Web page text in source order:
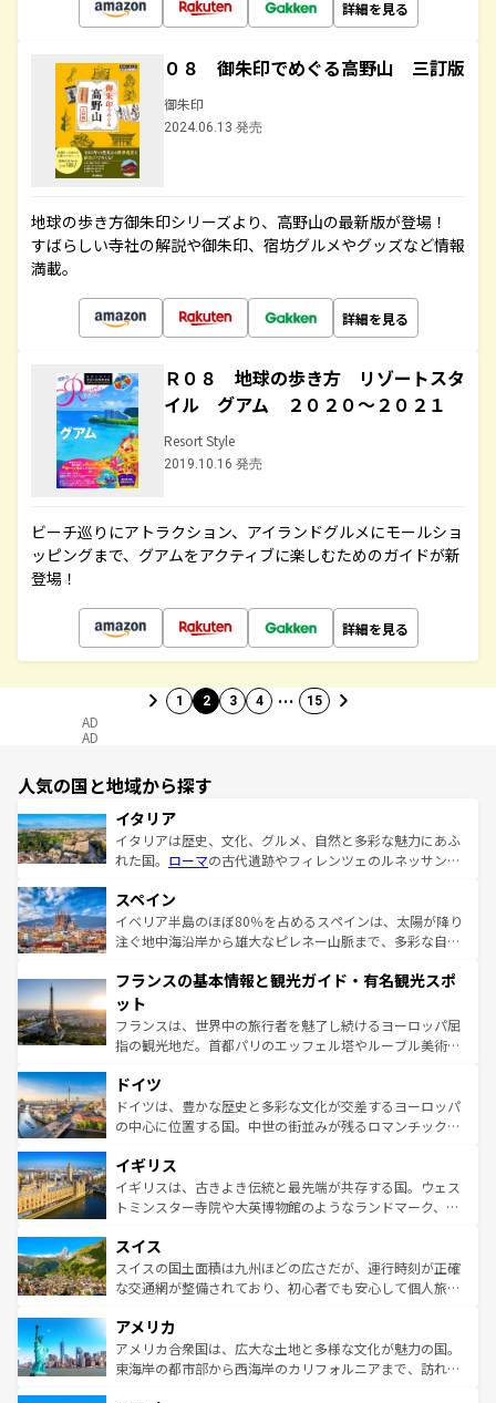
詳細を見る
０８ 御朱印でめぐる高野山 三訂版
御朱印
2024.06.13 発売
地球の歩き方御朱印シリーズより、高野山の最新版が登場！
すばらしい寺社の解説や御朱印、宿坊グルメやグッズなど情報
満載。
詳細を見る
Ｒ０８ 地球の歩き方 リゾートスタ
イル グアム ２０２０～２０２１
Resort Style
2019.10.16 発売
ビーチ巡りにアトラクション、アイランドグルメにモールショ
ッピングまで、グアムをアクティブに楽しむためのガイドが新
登場！
詳細を見る
1 2 3 4 … 15
AD
AD
人気の国と地域から探す
イタリア
イタリアは歴史、文化、グルメ、自然と多彩な魅力にあふ
れた国。 ローマの古代遺跡やフィレンツェのルネッサンス
ろん、トスカーナの美しい田園風景やアマルフィ海岸の絶
景など、自然景観も見逃せない。観光の合間には、本場の
ピザやパスタなど、絶品のイタリア料理を堪能することも
ませてくれるイタリアで、忘れられない旅をしてみよう！
なお、新着のイタリア情報は
しい。
スペイン
イベリア半島のほぼ80％を占めるスペインは、太陽が降り
注ぐ地中海沿岸から雄大なピレネー山脈まで、多彩な自然
文化が根付くこの国では、情熱的なフラメンコ、熱気あふ
れる闘牛、そして美味しいタパスが生活の一部となってい
る。首都マドリードの洗練された雰囲気や、バルセロナの
アートに溢れた街角から、地方では古代ローマ遺跡や中世
せる。地方によって風土や気候が異なるスペインはその個
性で訪れる人を魅了する。 なお、新着のスペイン情報は コ
ンテンツ一覧を参照してほしい。
フランスの基本情報と観光ガイド・有名観光スポ
ット
フランスは、世界中の旅行者を魅了し続けるヨーロッパ屈
指の観光地だ。首都パリのエッフェル塔やルーブル美術館
で、幅広い魅力が詰まっている。華麗な宮殿、歴史的な大
聖堂、美しいビーチ、そして豊かな自然が、訪れる者を心
から魅了する。また、フランスは美食の国としても知ら
いる。シャンパンの発祥地であるランス、プロヴァンスの
香り高いラベンダー畑など、多彩な楽しみ方が可能だ。さ
らに、パリ以外の地域にも魅力が溢れており、どの街角に
れる地方に足を運ぶとそれぞれで全く異なる文化を体験で
きるだろう。 なお、新着のフランス情報はコンテンツ一覧
を参照してほしい。
ドイツ
ドイツは、豊かな歴史と多彩な文化が交差するヨーロッパ
の中心に位置する国。中世の街並みが残るロマンチック街
顔を持つこの国は、どこを歩いても飽きることがない。ベ
ルリンの文化的活気、バイエルン州のアルプスの絶景、そ
してライン川沿いのワイン畑といった風景は必見。ビール
は、お酒好きな人にはぜひ体験してほしい。 なお、新着の
ドイツ情報はコンテンツ一覧を参照してほしい。
イギリス
イギリスは、古きよき伝統と最先端が共存する国。ウェス
トミンスター寺院や大英博物館のようなランドマーク、歴
リアごとに異なる魅力がある。また、優雅なアフタヌーン
ティー、ビール好きにはたまらない英国パブ、サッカー観
戦など、本場だからこそできる体験も豊富。イギリスを旅
ンツ一覧を参照してほしい。
スイス
スイスの国土面積は九州ほどの広さだが、運行時刻が正確
な交通網が整備されており、初心者でも安心して個人旅行
の建物がそのまま残る町や、スイスならではのユニークな
博物館もあり、アルプス観光だけでなく町歩きも満喫する
ことができる。国民の所得が高いため物価も高いが、旅行
アメリカ
アメリカ合衆国は、広大な土地と多様な文化が魅力の国。
東海岸の都市部から西海岸のカリフォルニアまで、訪れる